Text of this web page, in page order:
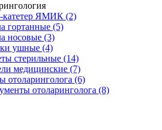
катетер ЯМИК (2)
гортанные (5)
носовые (3)
ушные (4)
стерильные (14)
медицинские (7)
отоларинголога (6)
отоларинголога (8)